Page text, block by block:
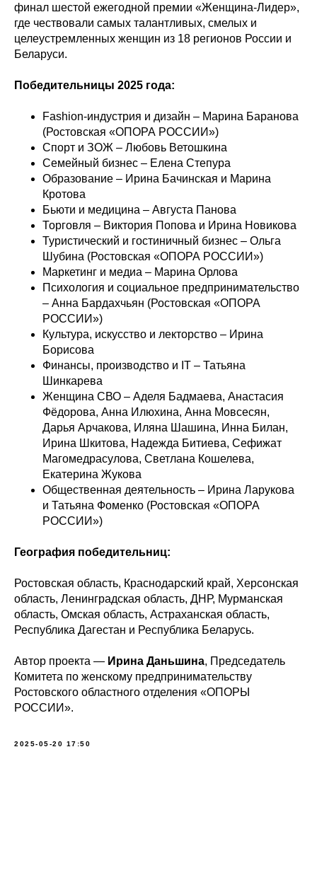
финал шестой ежегодной премии «Женщина-Лидер»,
где чествовали самых талантливых, смелых и
целеустремленных женщин из 18 регионов России и
Беларуси.
Победительницы 2025 года:
Fashion-индустрия и дизайн – Марина Баранова
(Ростовская «ОПОРА РОССИИ»)
Спорт и ЗОЖ – Любовь Ветошкина
Семейный бизнес – Елена Степура
Образование – Ирина Бачинская и Марина
Кротова
Бьюти и медицина – Августа Панова
Торговля – Виктория Попова и Ирина Новикова
Туристический и гостиничный бизнес – Ольга
Шубина (Ростовская «ОПОРА РОССИИ»)
Маркетинг и медиа – Марина Орлова
Психология и социальное предпринимательство
– Анна Бардахчьян (Ростовская «ОПОРА
РОССИИ»)
Культура, искусство и лекторство – Ирина
Борисова
Финансы, производство и IT – Татьяна
Шинкарева
Женщина СВО – Аделя Бадмаева, Анастасия
Фёдорова, Анна Илюхина, Анна Мовсесян,
Дарья Арчакова, Иляна Шашина, Инна Билан,
Ирина Шкитова, Надежда Битиева, Сефижат
Магомедрасулова, Светлана Кошелева,
Екатерина Жукова
Общественная деятельность – Ирина Ларукова
и Татьяна Фоменко (Ростовская «ОПОРА
РОССИИ»)
География победительниц:
Ростовская область, Краснодарский край, Херсонская
область, Ленинградская область, ДНР, Мурманская
область, Омская область, Астраханская область,
Республика Дагестан и Республика Беларусь.
Автор проекта — Ирина Даньшина, Председатель
Комитета по женскому предпринимательству
Ростовского областного отделения «ОПОРЫ
РОССИИ».
2025-05-20 17:50